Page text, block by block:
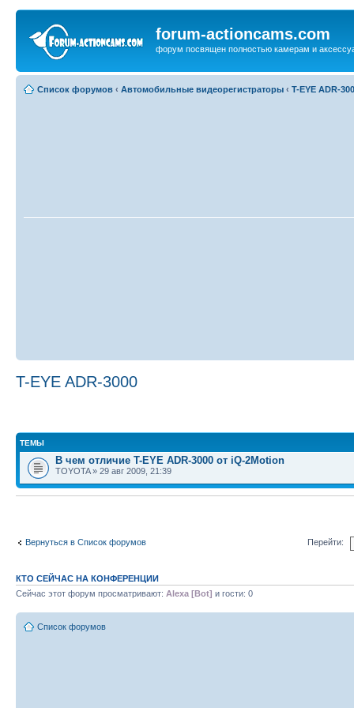
forum-actioncams.com
форум посвящен полностью камерам и
Список форумов ‹ Автомобильные видеорегистраторы ‹ T-EYE ADR-
T-EYE ADR-3000
ТЕМЫ
В чем отличие T-EYE ADR-3000 от iQ-2Motion
TOYOTA » 29 авг 2009, 21:39
Вернуться в Список форумов Перейти:
КТО СЕЙЧАС НА КОНФЕРЕНЦИИ
Сейчас этот форум просматривают: Alexa [Bot] и гости: 0
Список форумов